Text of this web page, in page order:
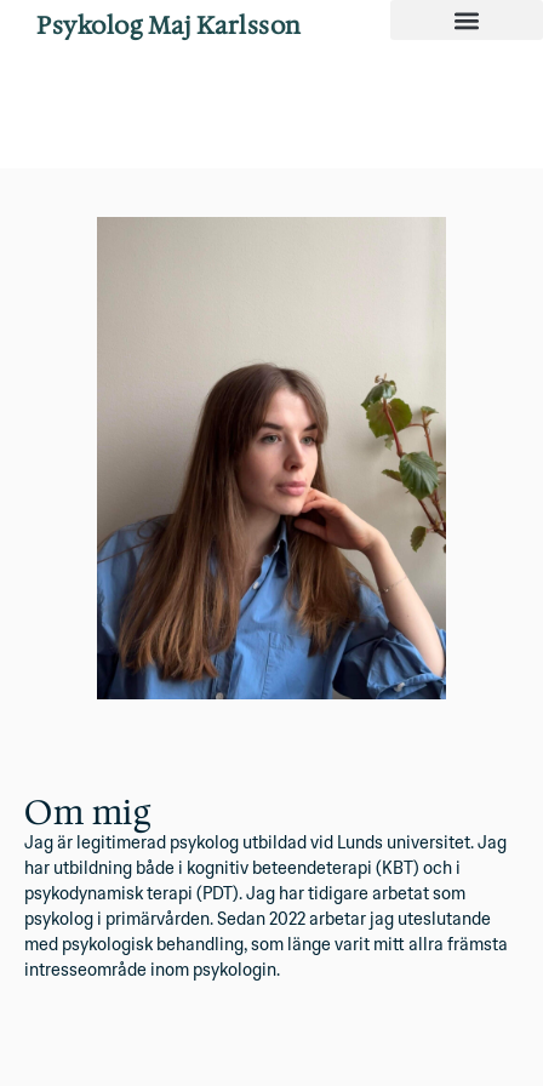
Psykolog Maj Karlsson
Om mig
Jag är legitimerad psykolog utbildad vid Lunds universitet. Jag
har utbildning både i kognitiv beteendeterapi (KBT) och i
psykodynamisk terapi (PDT). Jag har tidigare arbetat som
psykolog i primärvården. Sedan 2022 arbetar jag uteslutande
med psykologisk behandling, som länge varit mitt allra främsta
intresseområde inom psykologin.